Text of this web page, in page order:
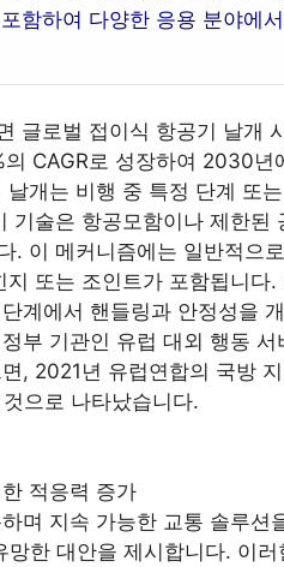
함하여 다양한 응용 분야에
글로벌 접이식 항공기 날개
CAGR로 성장하여 2030
개는 비행 중 특정 단계 또
기술은 항공모함이나 제한된
. 이 메커니즘에는 일반적으
또는 조인트가 포함됩니다
계에서 핸들링과 안정성을
부 기관인 유럽 대외 행동
, 2021년 유럽연합의 국방
으로 나타났습니다.
적응력 증가
며 지속 가능한 교통 솔루
한 대안을 제시합니다. 이